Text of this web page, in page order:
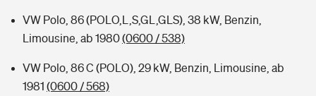
VW Polo, 86 (POLO,L,S,GL,GLS), 38 kW, Benzin,
Limousine, ab 1980(0600 / 538)
VW Polo, 86 C (POLO), 29 kW, Benzin, Limousine, ab
1981 (0600 / 568)